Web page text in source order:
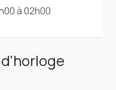
à 02h00